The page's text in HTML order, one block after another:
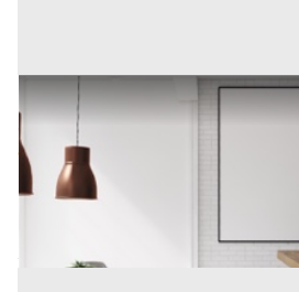
Arredamento Negozi all'asta a
Padova (Padova)
Offerta minima
8.650 €
Codice asta: